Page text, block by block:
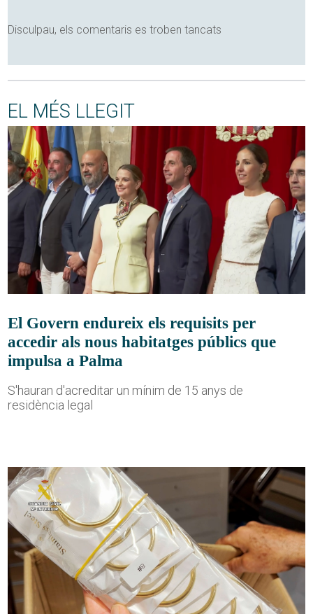
Disculpau, els comentaris es troben tancats
EL MÉS LLEGIT
El Govern endureix els requisits per
accedir als nous habitatges públics que
impulsa a Palma
S'hauran d'acreditar un mínim de 15 anys de
residència legal